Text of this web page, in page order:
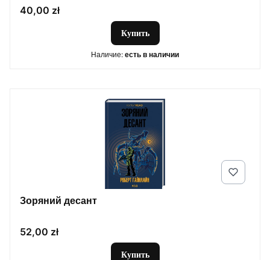
Цена
40,00 zł
Купить
Наличие: есть в наличии
Зоряний десант
Цена
52,00 zł
Купить